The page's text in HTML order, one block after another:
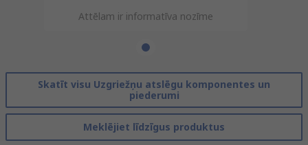
Attēlam ir informatīva nozīme
Skatīt visu Uzgriežņu atslēgu komponentes un
piederumi
Meklējiet līdzīgus produktus